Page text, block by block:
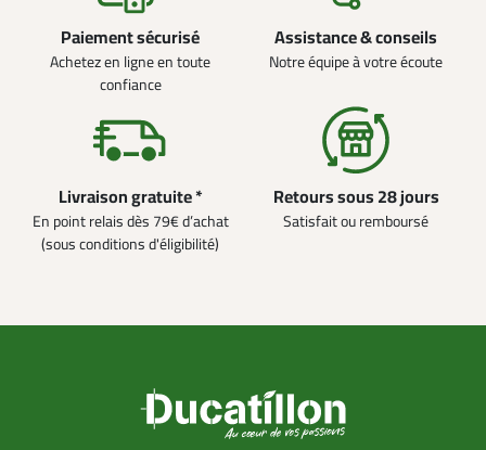
Paiement sécurisé
Achetez en ligne en toute
confiance
Assistance & conseils
Notre équipe à votre écoute
Livraison gratuite *
En point relais dès 79€ d’achat
(sous conditions d'éligibilité)
Retours sous 28 jours
Satisfait ou remboursé